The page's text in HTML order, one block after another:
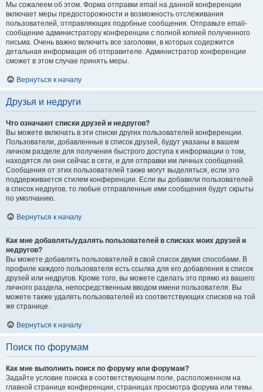
Мы сожалеем об этом. Форма отправки email на данной конференции
включает меры предосторожности и возможность отслеживания
пользователей, отправляющих подобные сообщения. Отправьте email-
сообщение администратору конференции с полной копией полученного
письма. Очень важно включить все заголовки, в которых содержится
детальная информация об отправителе. Администратор конференции
сможет в этом случае принять меры.
Вернуться к началу
Друзья и недруги
Что означают списки друзей и недругов?
Вы можете включать в эти списки других пользователей конференции.
Пользователи, добавленные в список друзей, будут указаны в вашем
личном разделе для получения быстрого доступа к информации о том,
находятся ли они сейчас в сети, и для отправки им личных сообщений.
Сообщения от этих пользователей также могут выделяться, если это
поддерживается стилем конференции. Если вы добавили пользователей
в список недругов, то любые отправленные ими сообщения будут скрыты
по умолчанию.
Вернуться к началу
Как мне добавлять/удалять пользователей в списках моих друзей и
недругов?
Вы можете добавлять пользователей в свой список двумя способами. В
профиле каждого пользователя есть ссылка для его добавления в список
друзей или недругов. Кроме того, вы можете сделать это прямо из вашего
личного раздела, непосредственным вводом имени пользователя. Вы
можете также удалять пользователей из соответствующих списков на той
же странице.
Вернуться к началу
Поиск по форумам
Как мне выполнить поиск по форуму или форумам?
Задайте условие поиска в соответствующем поле, расположенном на
главной странице конференции, страницах просмотра форума или темы.